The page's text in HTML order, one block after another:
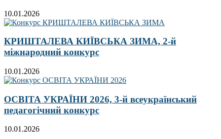
10.01.2026
КРИШТАЛЕВА КИЇВСЬКА ЗИМА, 2-й
міжнародний конкурс
10.01.2026
ОСВІТА УКРАЇНИ 2026, 3-й всеукраїнський
педагогічний конкурс
10.01.2026